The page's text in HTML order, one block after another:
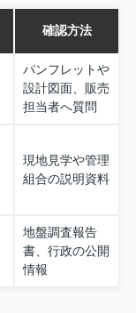
確認方法
パンフレットや
設計図面、販売
担当者へ質問
現地見学や管理
組合の説明資料
地盤調査報告
書、行政の公開
情報